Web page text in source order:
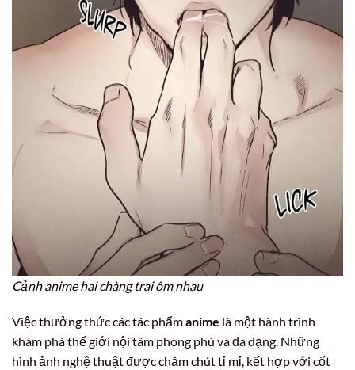
Cảnh anime hai chàng trai ôm nhau
Việc thưởng thức các tác phẩmanime là một hành trình
khám phá thế giới nội tâm phong phú và đa dạng. Những
hình ảnh nghệ thuật được chăm chút tỉ mỉ, kết hợp với cốt